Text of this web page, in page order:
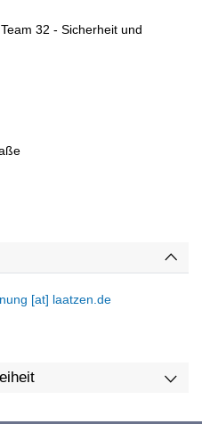
32 - Sicherheit und
[at] laatzen.de